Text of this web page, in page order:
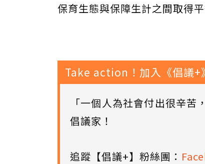
保育生態與保障生計之間取得
Take action！加入《倡議+
「一個人為社會付出很辛
倡議家！
追蹤【倡議+】粉絲團：